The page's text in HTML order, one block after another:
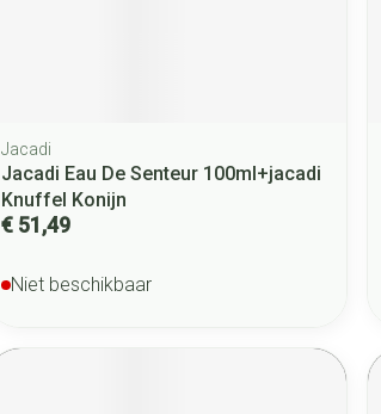
Jacadi
Jacadi Eau De Senteur 100ml+jacadi
Knuffel Konijn
€ 51,49
Niet beschikbaar